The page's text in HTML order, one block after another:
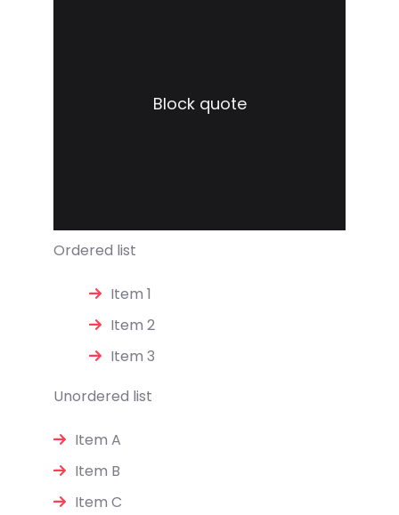
Block quote
Ordered list
Item 1
Item 2
Item 3
Unordered list
Item A
Item B
Item C